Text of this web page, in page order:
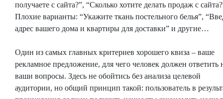
получаете с сайта?”, “Сколько хотите делать продаж с
Плохие варианты: “Укажите ткань постельного белья”,
адрес вашего дома и квартиры для доставки” и другие…
Один из самых главных критериев хорошего квиза – ваше
рекламное предложение, для чего человек должен ответить
ваши вопросы. Здесь не обойтись без анализа целевой
аудитории, но общий принцип такой: пользователь в